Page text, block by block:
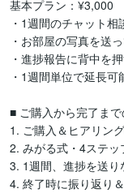
基本プラン：¥3,000
・1週間のチャット相
・お部屋の写真を送
・進捗報告に背中を
・1週間単位で延長
■ ご購入から完了ま
1. ご購入＆ヒアリン
2. みがる式・4ステ
3. 1週間、進捗を送り
4. 終了時に振り返り